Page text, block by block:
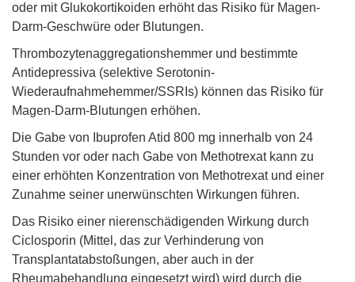
oder mit Glukokortikoiden erhöht das Risiko für Magen-
Darm-Geschwüre oder Blutungen.
Thrombozytenaggregationshemmer und bestimmte
Antidepressiva (selektive Serotonin-
Wiederaufnahmehemmer/SSRIs) können das Risiko für
Magen-Darm-Blutungen erhöhen.
Die Gabe von Ibuprofen Atid 800 mg innerhalb von 24
Stunden vor oder nach Gabe von Methotrexat kann zu
einer erhöhten Konzentration von Methotrexat und einer
Zunahme seiner unerwünschten Wirkungen führen.
Das Risiko einer nierenschädigenden Wirkung durch
Ciclosporin (Mittel, das zur Verhinderung von
Transplantatabstoßungen, aber auch in der
Rheumabehandlung eingesetzt wird) wird durch die